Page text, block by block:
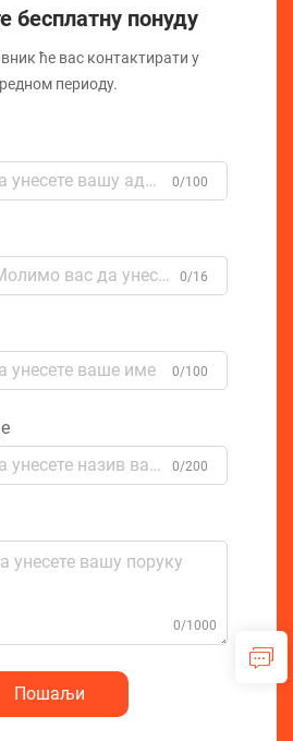
бесплатну понуду
ће вас контактирати у
периоду.
0/100
0/16
0/100
0/200
0/1000
Пошаљи